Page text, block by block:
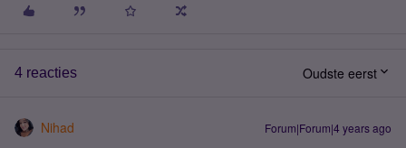
4 reacties Oudste eerst
Nihad Forum|Forum|4 years ago